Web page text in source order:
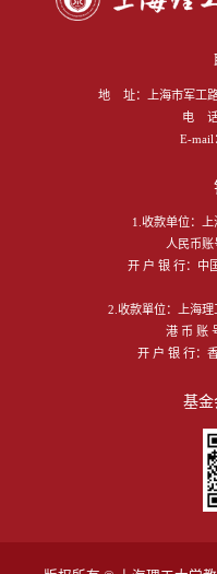
地 址：
上海市军工
电 话
E-mail
1.收款单位：
人民币账
开 户 银 行：中
2.收款單位：上海
港 币 账
开 户 银 行：
基金